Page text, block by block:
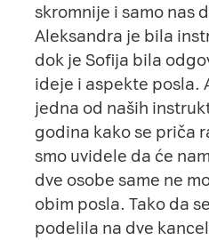
skromnije i samo nas
Aleksandra je bila
dok je Sofija bila
ideje i aspekte posla.
jedna od naših
godina kako se priča
smo uvidele da će
dve osobe same ne
obim posla. Tako da
podelila na dve